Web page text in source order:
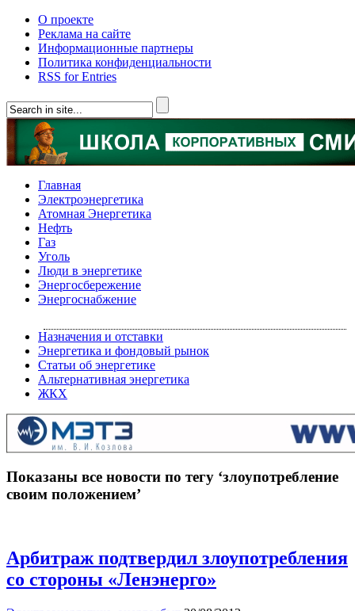
О проекте
Реклама на сайте
Информационные партнеры
Политика конфиденциальности
RSS for Entries
Главная
Электроэнергетика
Атомная Энергетика
Нефть
Газ
Уголь
Люди в энергетике
Энергосбережение
Энергоснабжение
Назначения и отставки
Энергетика и фондовый рынок
Статьи об энергетике
Альтернативная энергетика
ЖКХ
Показаны все новости по тегу ‘злоупотребление
своим положением’
Арбитраж подтвердил злоупотребления
со стороны «Ленэнерго»